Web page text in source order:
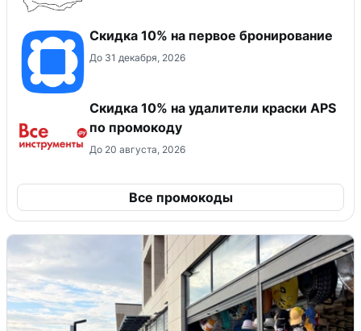
Скидка 10% на первое бронирование
До 31 декабря, 2026
Скидка 10% на удалители краски APS
по промокоду
До 20 августа, 2026
Все промокоды